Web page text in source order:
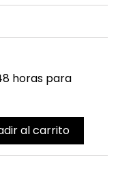
horas para
al carrito